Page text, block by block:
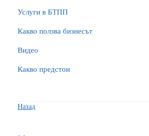
Услуги в БТПП
Какво ползва бизнесът
Видео
Какво предстои
Назад